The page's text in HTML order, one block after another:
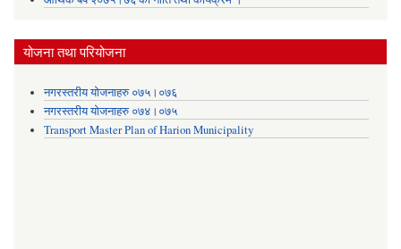
योजना तथा परियोजना
नगरस्तरीय योजनाहरु ०७५।०७६
नगरस्तरीय योजनाहरु ०७४।०७५
Transport Master Plan of Harion Municipality